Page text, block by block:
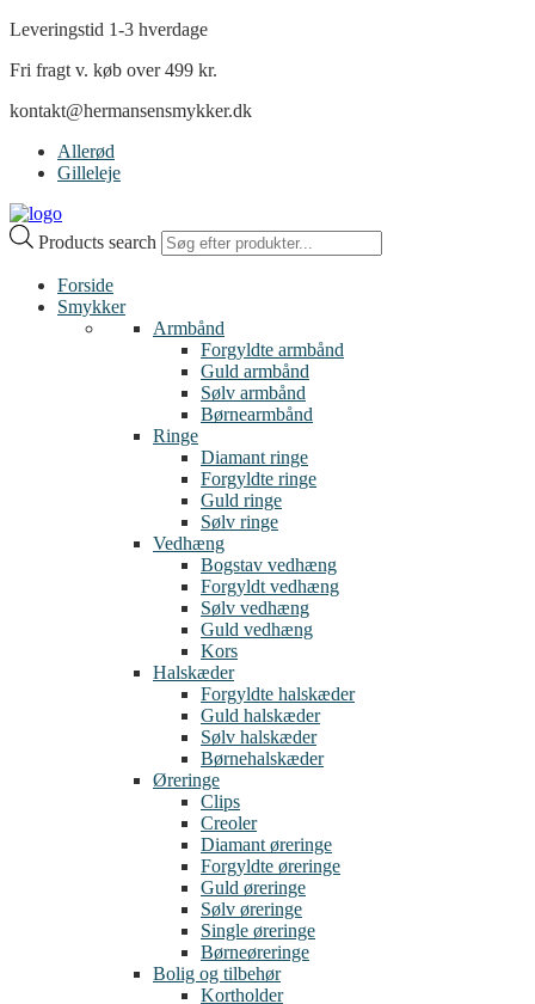
Leveringstid 1-3 hverdage
Fri fragt v. køb over 499 kr.
kontakt@hermansensmykker.dk
Allerød
Gilleleje
Products search
Forside
Smykker
Armbånd
Forgyldte armbånd
Guld armbånd
Sølv armbånd
Børnearmbånd
Ringe
Diamant ringe
Forgyldte ringe
Guld ringe
Sølv ringe
Vedhæng
Bogstav vedhæng
Forgyldt vedhæng
Sølv vedhæng
Guld vedhæng
Kors
Halskæder
Forgyldte halskæder
Guld halskæder
Sølv halskæder
Børnehalskæder
Øreringe
Clips
Creoler
Diamant øreringe
Forgyldte øreringe
Guld øreringe
Sølv øreringe
Single øreringe
Børneøreringe
Bolig og tilbehør
Kortholder